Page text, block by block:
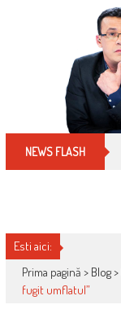
NEWS FLASH
Esti aici:
Prima pagină > Blog>
fugit umflatul”